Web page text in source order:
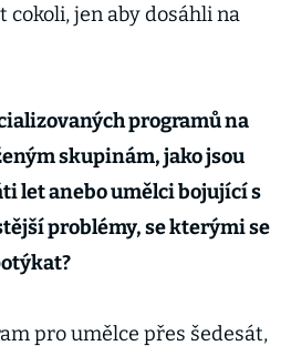
cokoli, jen aby dosáhli na
programů na
skupinám, jako jsou
let anebo umělci bojující s
problémy, se kterými se
pro umělce přes šedesát,